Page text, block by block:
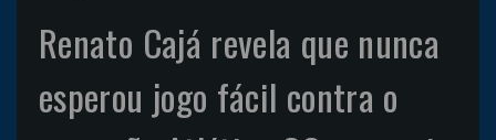
Renato Cajá revela que nunca
esperou jogo fácil contra o